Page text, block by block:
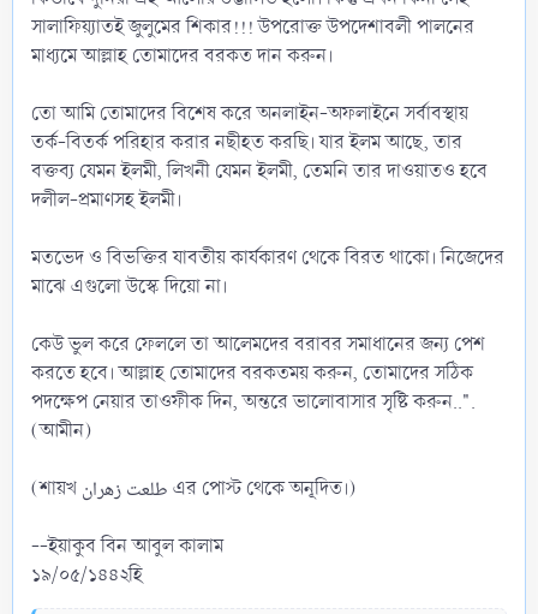
সালাফিয়্যাতই জুলুমের শিকার!!! উপরোক্ত উপদেশাবলী পালনের
মাধ্যমে আল্লাহ তোমাদের বরকত দান করুন।
তো আমি তোমাদের বিশেষ করে অনলাইন-অফলাইনে সর্বাবস্থায়
তর্ক-বিতর্ক পরিহার করার নছীহত করছি। যার ইলম আছে, তার
বক্তব্য যেমন ইলমী, লিখনী যেমন ইলমী, তেমনি তার দাওয়াতও হবে
দলীল-প্রমাণসহ ইলমী।
মতভেদ ও বিভক্তির যাবতীয় কার্যকারণ থেকে বিরত থাকো। নিজেদের
মাঝে এগুলো উস্কে দিয়ো না।
কেউ ভুল করে ফেললে তা আলেমদের বরাবর সমাধানের জন্য পেশ
করতে হবে। আল্লাহ তোমাদের বরকতময় করুন, তোমাদের সঠিক
পদক্ষেপ নেয়ার তাওফীক দিন, অন্তরে ভালোবাসার সৃষ্টি করুন..".
(আমীন)
(শায়খ طلعت زهران এর পোস্ট থেকে অনূদিত।)
--ইয়াকুব বিন আবুল কালাম
১৯/০৫/১৪৪২হি